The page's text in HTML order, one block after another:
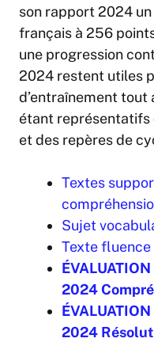
son rapport 2024
français à 256
une progression
2024 restent utiles
d’entraînement tout
étant représentatifs
et des repères de
Textes
Sujet
Texte fluence
2024
2024